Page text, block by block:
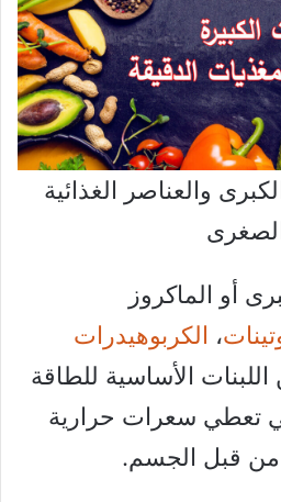
والعناصر الغذائية
أو الماكروز
، الكربوهيدرات
اللبنات الأساسية للطاقة
تعطي سعرات حرارية
من قبل الجسم.